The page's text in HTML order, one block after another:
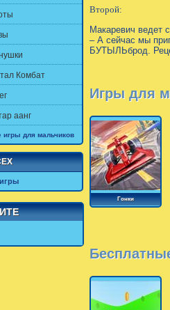
Комбат
аанг
игры для мальчиков
Второй:
Макаревич ведет
– А сейчас мы
БУТЫЛЬброд.
Игры для
Гонки